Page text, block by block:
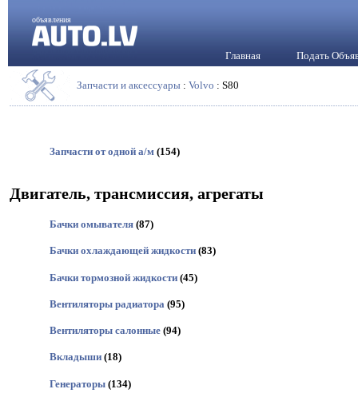
объявления
Главная Подать
Запчасти и аксессуары : Volvo : S80
Запчасти от одной а/м (154)
Двигатель, трансмиссия, агрегаты
Бачки омывателя (87)
Бачки охлаждающей жидкости (83)
Бачки тормозной жидкости (45)
Вентиляторы радиатора (95)
Вентиляторы салонные (94)
Вкладыши (18)
Генераторы (134)